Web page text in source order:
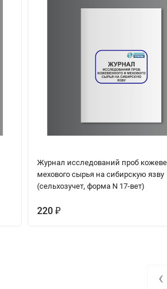
Журнал исследований проб
мехового сырья на сибирскую язву
(сельхозучет, форма N 17-вет)
220₽
‹